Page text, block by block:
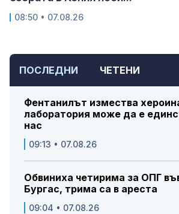
ПОСЛЕДНИ ЧЕТЕНИ
Фентанилът измества
лаборатория може да е
нас
09:13 • 07.08.26
Обвиниха четирима за ОПГ
Бургас, трима са в ареста
09:04 • 07.08.26
08:50 • 07.08.26